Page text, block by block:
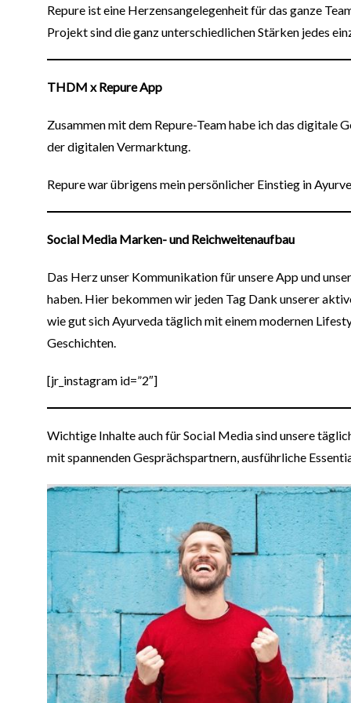
Repure ist eine Herzensangelegenheit für das ganze
Projekt sind die ganz unterschiedlichen Stärken jedes
THDM x Repure App
Zusammen mit dem Repure-Team habe ich das digitale
der digitalen Vermarktung.
Repure war übrigens mein persönlicher Einstieg in
Social Media Marken- und Reichweitenaufbau
Das Herz unser Kommunikation für unsere App und
haben. Hier bekommen wir jeden Tag Dank unserer
wie gut sich Ayurveda täglich mit einem modernen
Geschichten.
[jr_instagram id=”2″]
Wichtige Inhalte auch für Social Media sind unsere
mit spannenden Gesprächspartnern, ausführliche